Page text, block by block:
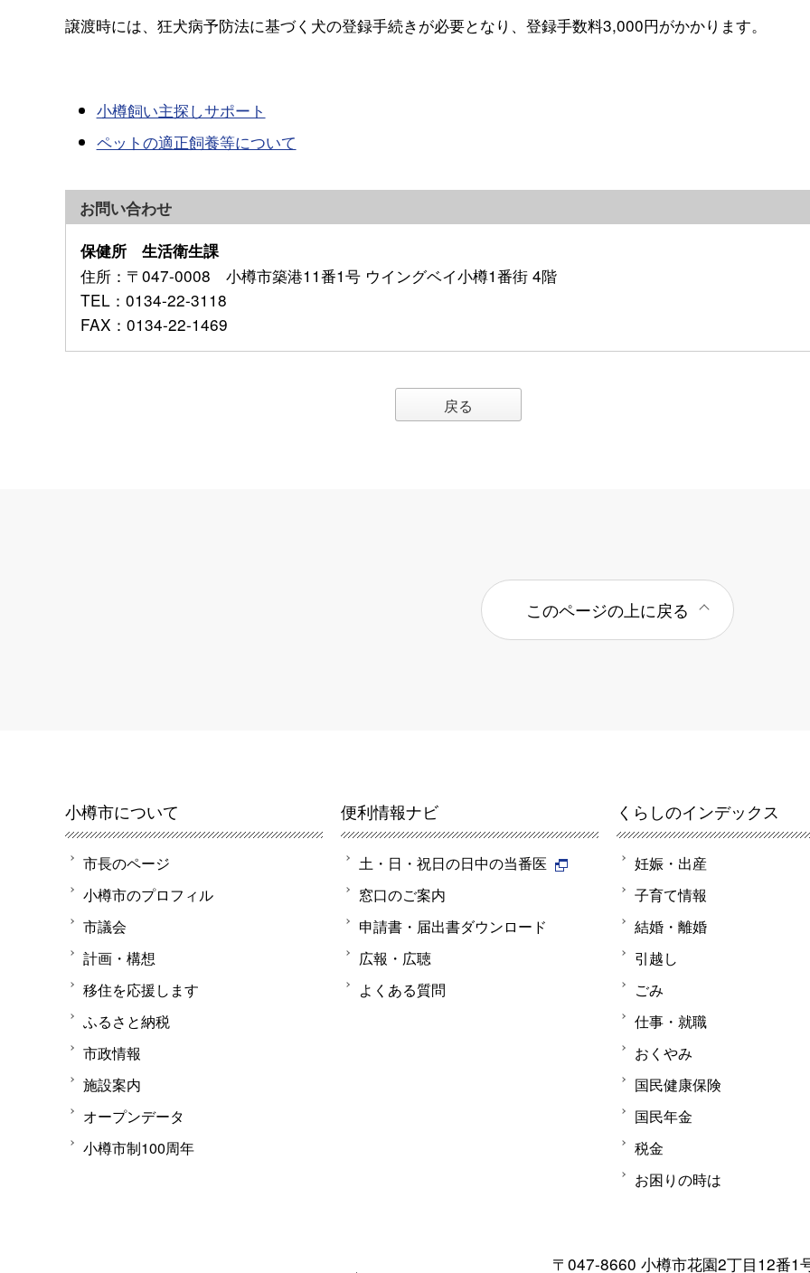
譲渡時には、狂犬病予防法に基づく犬の登録手続きが必要となり、登録手数料3,000円がかかります。
小樽飼い主探しサポート
ペットの適正飼養等について
お問い合わせ
保健所 生活衛生課
住所 ：〒047-0008 小樽市築港11番1号 ウイングベイ小樽1番街 4階
TEL ：0134-22-3118
FAX ：0134-22-1469
戻る
このページの上に戻る
小樽市について
市長のページ
小樽市のプロフィル
市議会
計画・構想
移住を応援します
ふるさと納税
市政情報
施設案内
オープンデータ
小樽市制100周年
便利情報ナビ
土・日・祝日の日中の当番医
窓口のご案内
申請書・届出書ダウンロード
広報・広聴
よくある質問
くらしのインデックス
妊娠・出産
子育て情報
結婚・離婚
引越し
ごみ
仕事・就職
おくやみ
国民健康保険
国民年金
税金
お困りの時は
〒047-8660 小樽市花園2丁目12番1